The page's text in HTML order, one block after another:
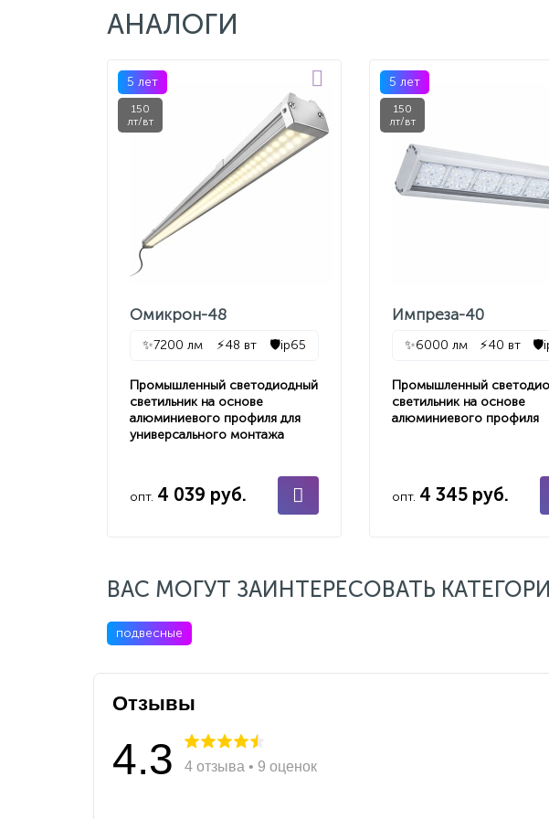
АНАЛОГИ
5 лет
150
лт/вт
Омикрон-48
✨7200 лм ⚡48 вт 🛡️ip65
Промышленный светодиодный
светильник на основе
алюминиевого профиля для
универсального монтажа
опт. 4 039 руб.
5 лет
150
лт/вт
Импреза-40
✨6000 лм ⚡40 вт 🛡️
Промышленный
светильник на основе
алюминиевого профиля
опт. 4 345 руб.
ВАС МОГУТ ЗАИНТЕРЕСОВАТЬ
подвесные
Отзывы
4.3 4 отзыва • 9 оценок